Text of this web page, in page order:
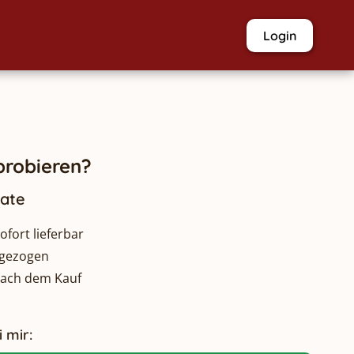
Login
lieferbar
dem Kauf
mir: